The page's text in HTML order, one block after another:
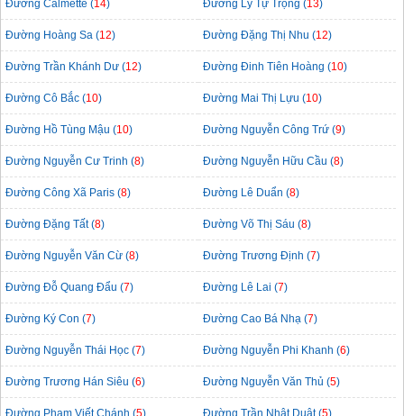
Đường Calmette (14) Đường Lý Tự Trọng (13)
Đường Hoàng Sa (12) Đường Đặng Thị Nhu (12)
Đường Trần Khánh Dư (12) Đường Đinh Tiên Hoàng (10)
Đường Cô Bắc (10) Đường Mai Thị Lựu (10)
Đường Hồ Tùng Mậu (10) Đường Nguyễn Công Trứ (9)
Đường Nguyễn Cư Trinh (8) Đường Nguyễn Hữu Cầu (8)
Đường Công Xã Paris (8) Đường Lê Duẩn (8)
Đường Đặng Tất (8) Đường Võ Thị Sáu (8)
Đường Nguyễn Văn Cừ (8) Đường Trương Định (7)
Đường Đỗ Quang Đẩu (7) Đường Lê Lai (7)
Đường Ký Con (7) Đường Cao Bá Nhạ (7)
Đường Nguyễn Thái Học (7) Đường Nguyễn Phi Khanh (6)
Đường Trương Hán Siêu (6) Đường Nguyễn Văn Thủ (5)
Đường Phạm Viết Chánh (5) Đường Trần Nhật Duật (5)